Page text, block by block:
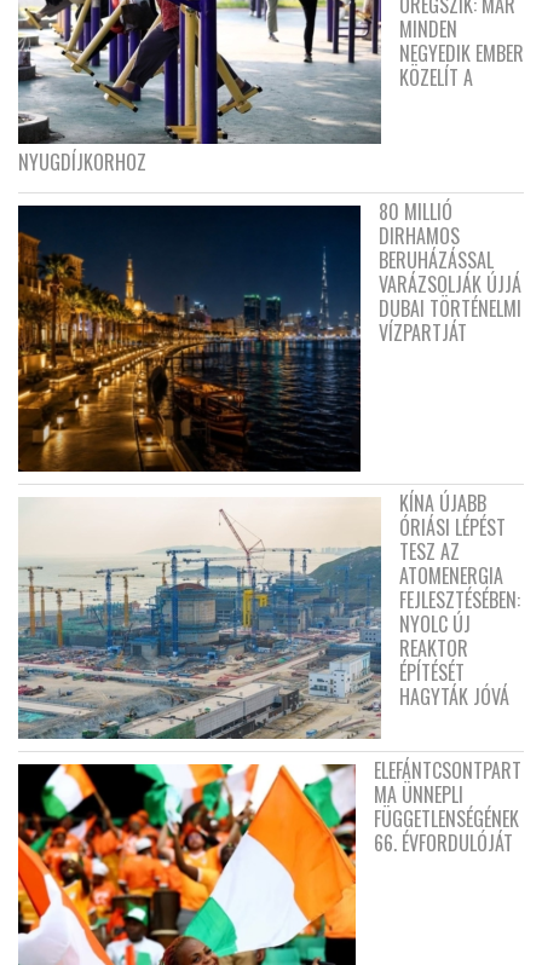
MINDEN
NEGYEDIK EMBER
KÖZELÍT A
NYUGDÍJKORHOZ
80 MILLIÓ
DIRHAMOS
BERUHÁZÁSSAL
VARÁZSOLJÁK ÚJJÁ
DUBAI TÖRTÉNELMI
VÍZPARTJÁT
KÍNA ÚJABB
ÓRIÁSI LÉPÉST
TESZ AZ
ATOMENERGIA
FEJLESZTÉSÉBEN:
NYOLC ÚJ
REAKTOR
ÉPÍTÉSÉT
HAGYTÁK JÓVÁ
ELEFÁNTCSONTPART
MA ÜNNEPLI
FÜGGETLENSÉGÉNEK
66. ÉVFORDULÓJÁT